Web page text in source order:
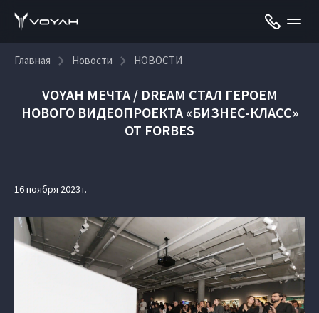
Главная Новости НОВОСТИ
VOYAH МЕЧТА / DREAM СТАЛ ГЕРОЕМ
НОВОГО ВИДЕОПРОЕКТА «БИЗНЕС-КЛАСС»
ОТ FORBES
16 ноября 2023 г.